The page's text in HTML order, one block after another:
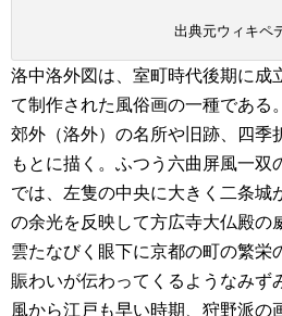
出典元ウィキペ
洛中洛外図は、室町時代後期に成
て制作された風俗画の一種である
郊外（洛外）の名所や旧跡、四季
もとに描く。ふつう六曲屏風一双
では、左隻の中央に大きく二条城
の余光を反映して方広寺大仏殿の
雲たなびく眼下に京都の町の繁栄
賑わいが伝わってくるようなみず
風から江戸も早い時期、狩野派の